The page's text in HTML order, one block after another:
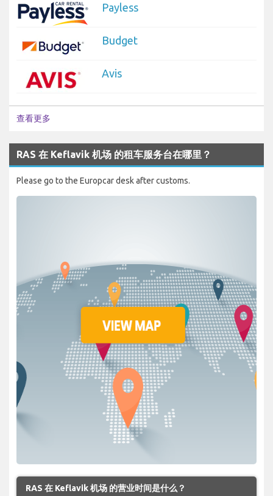
Payless
Budget
Avis
查看更多
RAS 在 Keflavik 机场 的租车服务台在哪里？
Please go to the Europcar desk after customs.
RAS 在 Keflavik 机场 的营业时间是什么？